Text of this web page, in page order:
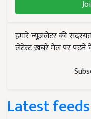
हमारे न्यूज़लेटर की
लेटेस्ट ख़बरें मेल पर पढ़ने
Latest feeds